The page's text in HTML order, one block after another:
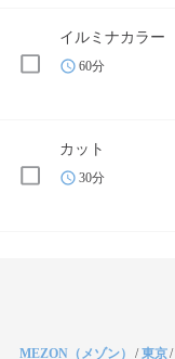
イルミナカラー
60分
カット
30分
MEZON（メゾン） /東京/